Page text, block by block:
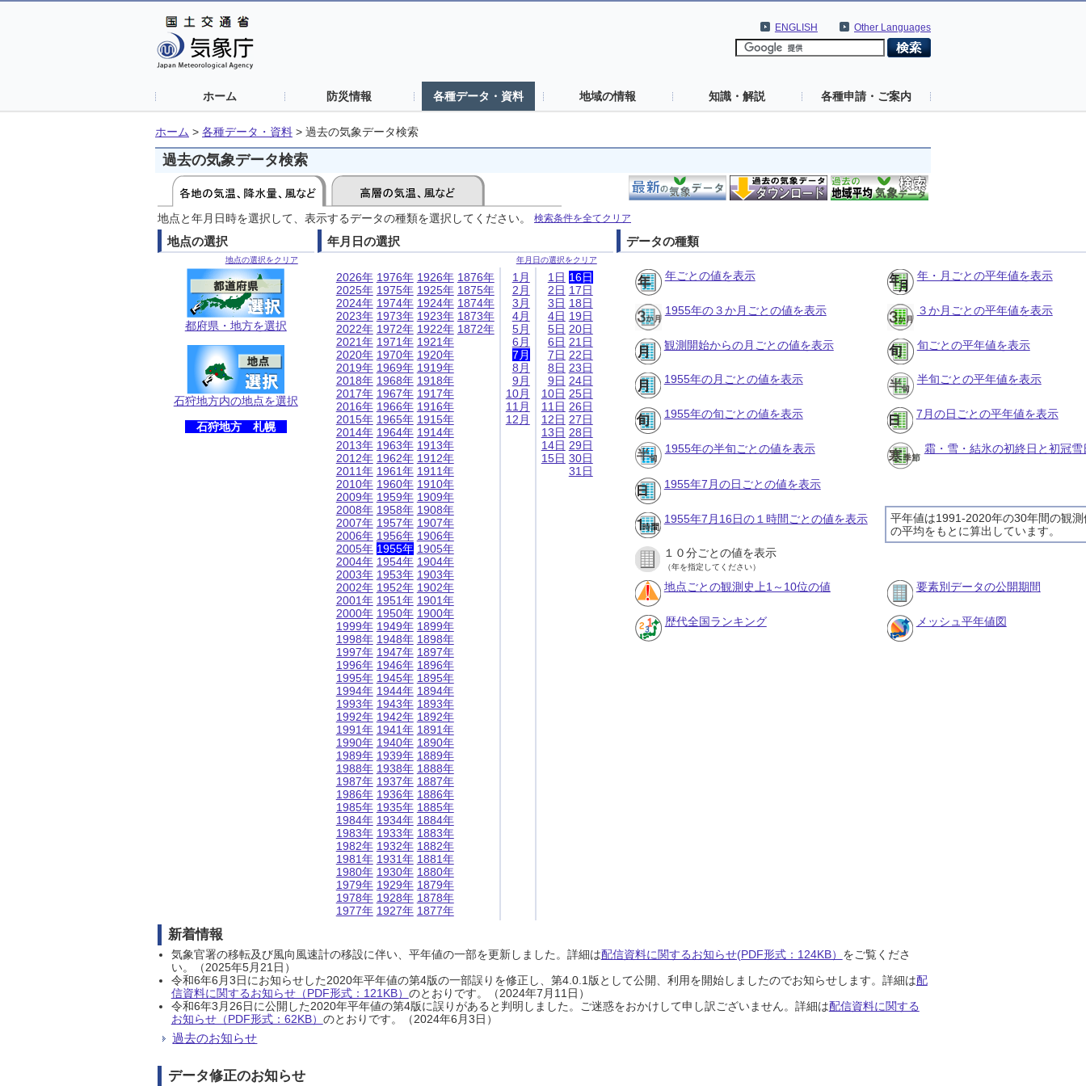
Other Languages
ENGLISH
ホーム 防災情報 各種データ・資料 地域の情報 知識・解説 各種申請・ご案内
ホーム > 各種データ・資料 > 過去の気象データ検索
過去の気象データ検索
地点と年月日時を選択して、表示するデータの種類を選択してください。 検索条件を全てクリア
地点の選択
地点の選択をクリア
都府県・地方を選択
石狩地方内の地点を選択
石狩地方 札幌
年月日の選択
年月日の選択をクリア
2026年
2025年
2024年
2023年
2022年
2021年
2020年
2019年
2018年
2017年
2016年
2015年
2014年
2013年
2012年
2011年
2010年
2009年
2008年
2007年
2006年
2005年
2004年
2003年
2002年
2001年
2000年
1999年
1998年
1997年
1996年
1995年
1994年
1993年
1992年
1991年
1990年
1989年
1988年
1987年
1986年
1985年
1984年
1983年
1982年
1981年
1980年
1979年
1978年
1977年
1976年
1975年
1974年
1973年
1972年
1971年
1970年
1969年
1968年
1967年
1966年
1965年
1964年
1963年
1962年
1961年
1960年
1959年
1958年
1957年
1956年
1955年
1954年
1953年
1952年
1951年
1950年
1949年
1948年
1947年
1946年
1945年
1944年
1943年
1942年
1941年
1940年
1939年
1938年
1937年
1936年
1935年
1934年
1933年
1932年
1931年
1930年
1929年
1928年
1927年
1926年
1925年
1924年
1923年
1922年
1921年
1920年
1919年
1918年
1917年
1916年
1915年
1914年
1913年
1912年
1911年
1910年
1909年
1908年
1907年
1906年
1905年
1904年
1903年
1902年
1901年
1900年
1899年
1898年
1897年
1896年
1895年
1894年
1893年
1892年
1891年
1890年
1889年
1888年
1887年
1886年
1885年
1884年
1883年
1882年
1881年
1880年
1879年
1878年
1877年
1876年
1875年
1874年
1873年
1872年
1月
2月
3月
4月
5月
6月
7月
8月
9月
10月
11月
12月
1日
2日
3日
4日
5日
6日
7日
8日
9日
10日
11日
12日
13日
14日
15日
16日
17日
18日
19日
20日
21日
22日
23日
24日
25日
26日
27日
28日
29日
30日
31日
データの種類
年ごとの値を表示 年・月ごとの平年値を表示
1955年の３か月ごとの値を表示 ３か月ごとの平年値を表示
観測開始からの月ごとの値を表示 旬ごとの平年値を表示
1955年の月ごとの値を表示 半旬ごとの平年値を表示
1955年の旬ごとの値を表示 7月の日ごとの平年値を表示
1955年の半旬ごとの値を表示 霜・雪・結氷の初終日と初冠
1955年7月の日ごとの値を表示
平年値は1991-2020年の30年間の観測
の平均をもとに算出しています。
1955年7月16日の１時間ごとの値を表示
１０分ごとの値を表示
（年を指定してください）
地点ごとの観測史上1～10位の値 要素別データの公開期間
歴代全国ランキング メッシュ平年値図
新着情報
気象官署の移転及び風向風速計の移設に伴い、平年値の一部を更新しました。詳細は配信資料に関するお知らせ(PDF形式：124KB） をご覧くださ
い。（2025年5月21日）
令和6年6月3日にお知らせした2020年平年値の第4版の一部誤りを修正し、第4.0.1版として公開、利用を開始しましたのでお知らせします。詳細は配
信資料に関するお知らせ（PDF形式：121KB） のとおりです。（2024年7月11日）
令和6年3月26日に公開した2020年平年値の第4版に誤りがあると判明しました。ご迷惑をおかけして申し訳ございません。詳細は配信資料に関する
お知らせ（PDF形式：62KB） のとおりです。（2024年6月3日）
過去のお知らせ
データ修正のお知らせ